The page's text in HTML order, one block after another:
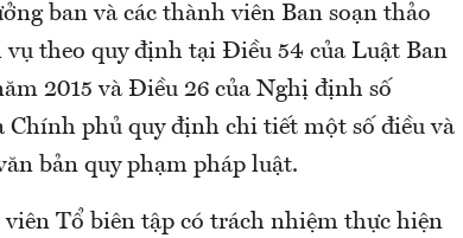
ban và các thành viên Ban soạn thảo
theo quy định tại Điều 54 của Luật Ban
2015 và Điều 26 của Nghị định số
Chính phủ quy định chi tiết một số điều và
bản quy phạm pháp luật.
Tổ biên tập có trách nhiệm thực hiện